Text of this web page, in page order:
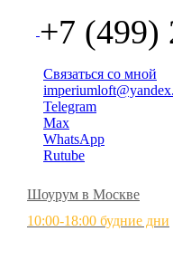
+7 (499)
Связаться со мной
Telegram
Max
WhatsApp
Rutube
Шоурум в Москве
10:00-18:00 будние дни